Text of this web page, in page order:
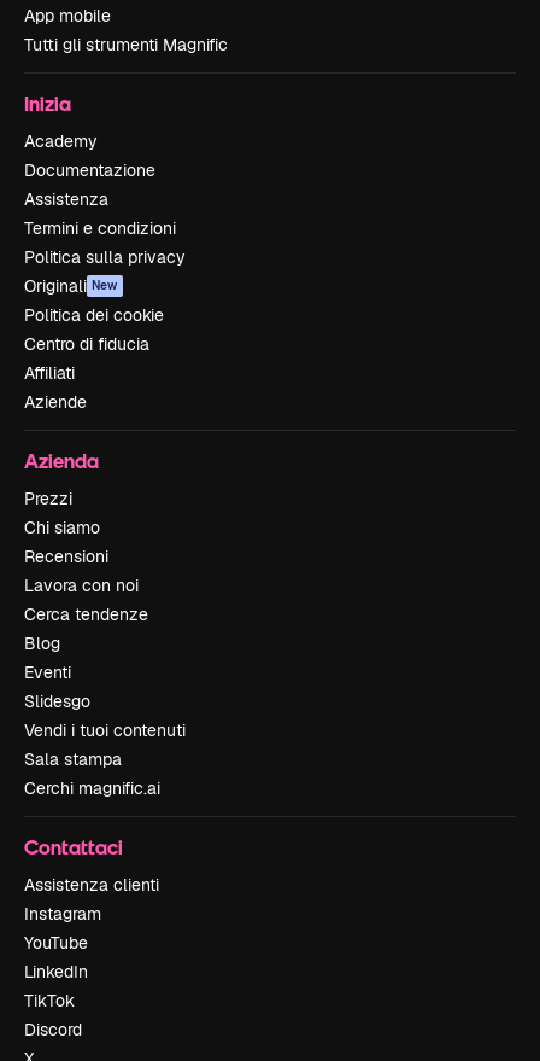
App mobile
Tutti gli strumenti Magnific
Inizia
Academy
Documentazione
Assistenza
Termini e condizioni
Politica sulla privacy
Originali New
Politica dei cookie
Centro di fiducia
Affiliati
Aziende
Azienda
Prezzi
Chi siamo
Recensioni
Lavora con noi
Cerca tendenze
Blog
Eventi
Slidesgo
Vendi i tuoi contenuti
Sala stampa
Cerchi magnific.ai
Contattaci
Assistenza clienti
Instagram
YouTube
LinkedIn
TikTok
Discord